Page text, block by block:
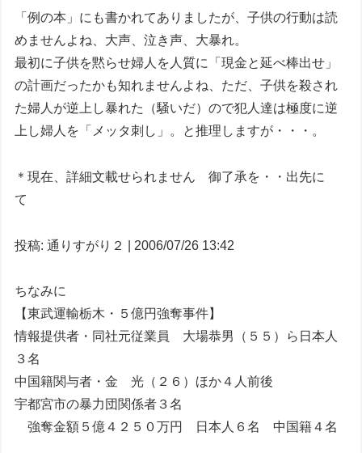
「例の本」にも書かれてありましたが、子供の行動は読
めませんよね、大声、泣き声、大暴れ。
最初に子供を黙らせ婦人を人質に「現金と延べ棒出せ」
の計画だったかも知れませんよね、ただ、子供を殺され
た婦人が逆上し暴れた（騒いだ）ので犯人達は極度に逆
上し婦人を「メッタ刺し」。と推理しますが・・・。
＊現在、詳細文載せられません 御了承を・・出先に
て
投稿: 通りすがり２ | 2006/07/26 13:42
ちなみに
【東武運輸栃木・５億円強奪事件】
情報提供者・同社元従業員 大場恭男（５５）ら日本人
３名
中国籍関与者・金 光（２６）ほか４人前後
宇都宮市の暴力団関係者３名
強奪金額５億４２５０万円 日本人６名 中国籍４名